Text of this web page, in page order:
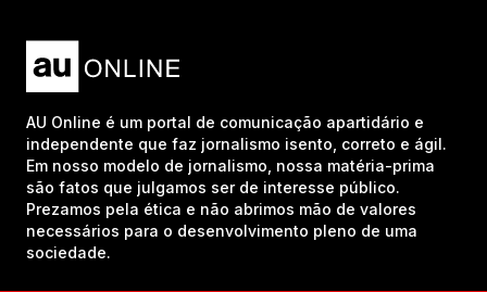
AU Online é um portal de comunicação apartidário e
independente que faz jornalismo isento, correto e ágil.
Em nosso modelo de jornalismo, nossa matéria-prima
são fatos que julgamos ser de interesse público.
Prezamos pela ética e não abrimos mão de valores
necessários para o desenvolvimento pleno de uma
sociedade.